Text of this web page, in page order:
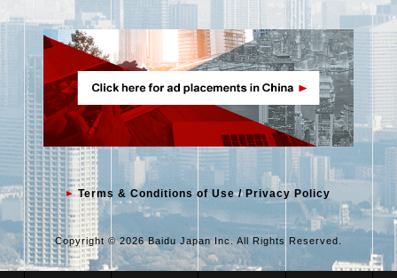
Terms & Conditions of Use / Privacy Policy
Copyright © 2026 Baidu Japan Inc. All Rights Reserved.